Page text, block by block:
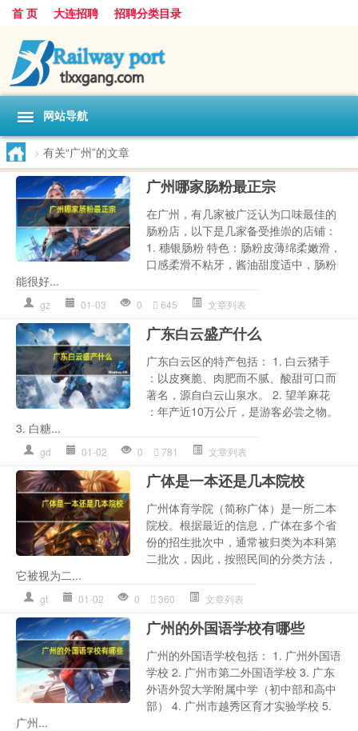
首 页 大连招聘 招聘分类目录
网站导航
> 有关“广州”的文章
广州哪家肠粉最正宗
在广州，有几家被广泛认为口味最佳的
肠粉店，以下是几家备受推崇的店铺：
1. 穗银肠粉 特色：肠粉皮薄绵柔嫩滑，
口感柔滑不粘牙，酱油甜度适中，肠粉
能很好...
gz 01-03 0 645 文章列表
广东白云盛产什么
广东白云区的特产包括： 1. 白云猪手
：以皮爽脆、肉肥而不腻、酸甜可口而
著名，源自白云山泉水。 2. 望羊麻花
：年产近10万公斤，是游客必尝之物。
3. 白糖...
gd 01-02 0 781 文章列表
广体是一本还是几本院校
广州体育学院（简称广体）是一所二本
院校。根据最近的信息，广体在多个省
份的招生批次中，通常被归类为本科第
二批次，因此，按照民间的分类方法，
它被视为二...
gt 01-02 0 360 文章列表
广州的外国语学校有哪些
广州的外国语学校包括： 1. 广州外国语
学校 2. 广州市第二外国语学校 3. 广东
外语外贸大学附属中学（初中部和高中
部） 4. 广州市越秀区育才实验学校 5.
广州...